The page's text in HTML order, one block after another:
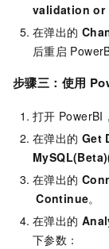
validation or
在弹出的
后重启
步骤三：使用
打开 PowerBI
在弹出的 Get
在弹出的
Continue。
在弹出的
下参数：